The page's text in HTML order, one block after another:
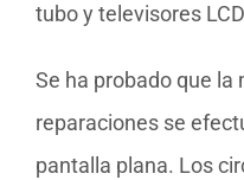
tubo y televisores
Se ha probado que la
reparaciones se
pantalla plana. Los